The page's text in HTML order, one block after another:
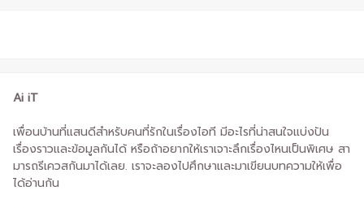
Ai iT
เพื่อนบ้านที่แสนดีสำหรับคนที่รักในเรื่องไอที มีอะไรที่น่าสนใจแบ่งปัน
เรื่องราวและข้อมูลกันได้ หรือถ้าอยากให้เราเจาะลึกเรื่องไหนเป็นพิเศษ สา
มารถรีเควสกันมาได้เลย. เราจะลองไปศึกษาและมาเขียนบทความให้เพื่อ
ได้อ่านกัน